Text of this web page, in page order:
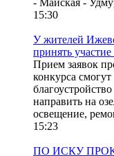
- Майская -
15:30
У жителей
принять
Прием заявок
конкурса
направить на
освещение,
15:23
ПО ИСКУ